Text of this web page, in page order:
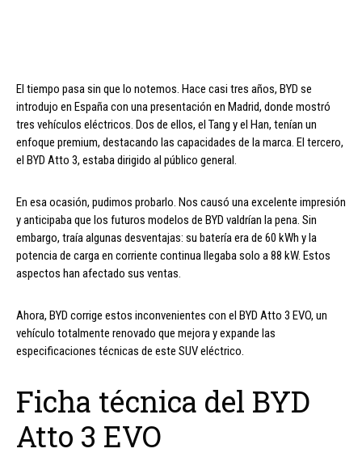
El tiempo pasa sin que lo notemos. Hace casi tres años, BYD se
introdujo en España con una presentación en Madrid, donde mostró
tres vehículos eléctricos. Dos de ellos, el Tang y el Han, tenían un
enfoque premium, destacando las capacidades de la marca. El tercero,
el BYD Atto 3, estaba dirigido al público general.
En esa ocasión, pudimos probarlo. Nos causó una excelente impresión
y anticipaba que los futuros modelos de BYD valdrían la pena. Sin
embargo, traía algunas desventajas: su batería era de 60 kWh y la
potencia de carga en corriente continua llegaba solo a 88 kW. Estos
aspectos han afectado sus ventas.
Ahora, BYD corrige estos inconvenientes con el BYD Atto 3 EVO, un
vehículo totalmente renovado que mejora y expande las
especificaciones técnicas de este SUV eléctrico.
Ficha técnica del BYD
Atto 3 EVO